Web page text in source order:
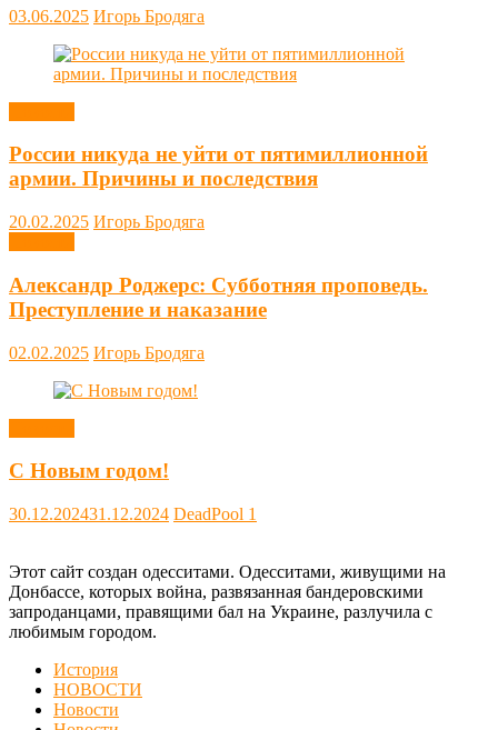
03.06.2025 Игорь Бродяга
России никуда не уйти от пятимиллионной
армии. Причины и последствия
20.02.2025 Игорь Бродяга
Александр Роджерс: Субботняя проповедь.
Преступление и наказание
02.02.2025 Игорь Бродяга
С Новым годом!
30.12.202431.12.2024 DeadPool 1
Этот сайт создан одесситами. Одесситами, живущими на
Донбассе, которых война, развязанная бандеровскими
запроданцами, правящими бал на Украине, разлучила с
любимым городом.
История
НОВОСТИ
Новости